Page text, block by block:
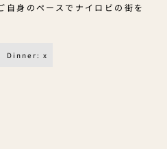
自身のペースでナイロビの街を
Dinner: x